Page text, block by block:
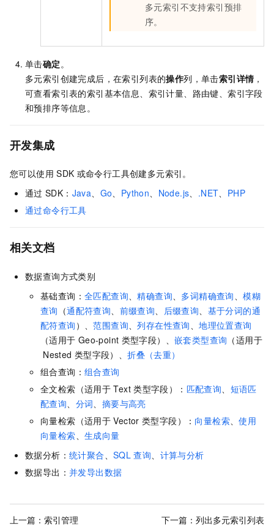
多元索引不支持索引预排
序。
单击确定。
多元索引创建完成后，在索引列表的操作列，单击索引详情，
可查看索引表的索引基本信息、索引计量、路由键、索引字段
和预排序等信息。
开发集成
您可以使用 SDK 或命令行工具创建多元索引。
通过 SDK： Java、 Go、 Python、 Node.js、 .NET、 PHP
通过命令行工具
相关文档
数据查询方式类别
基础查询： 全匹配查询 、精确查询 多词精确查询 、模糊
查询 （通配符查询 前缀查询 后缀查询
基于分词的通
配符查询 ）、范围查询 、列存在性查询 、地理位置查询
（适用于 Geo-point 类型字段）、 嵌套类型查询 （适用于
Nested 类型字段）、折叠（去重）
组合查询： 组合查询
全文检索（适用于 Text 类型字段）： 匹配查询
短语匹
配查询
分词
摘要与高亮
向量检索（适用于 Vector 类型字段）： 向量检索 、使用
向量检索 、生成向量
数据分析： 统计聚合 、SQL 查询
计算与分析
数据导出： 并发导出数据
上一篇： 索引管理 下一篇： 列出多元索引列表